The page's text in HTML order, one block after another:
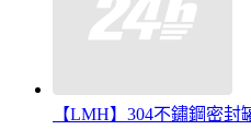
【LMH】304不鏽鋼密